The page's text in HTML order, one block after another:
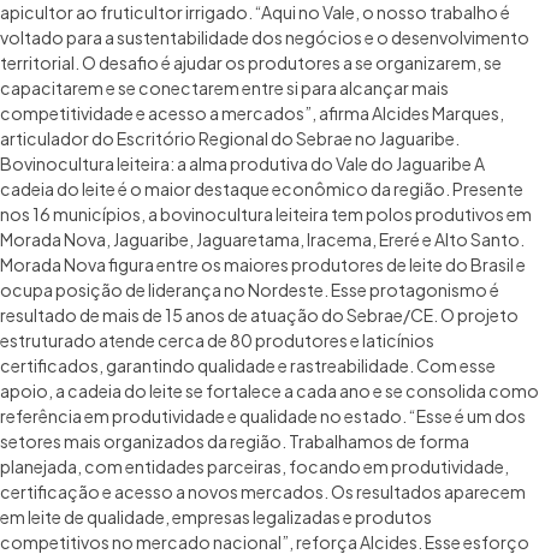
apicultor ao fruticultor irrigado. “Aqui no Vale, o nosso trabalho é
voltado para a sustentabilidade dos negócios e o desenvolvimento
territorial. O desafio é ajudar os produtores a se organizarem, se
capacitarem e se conectarem entre si para alcançar mais
competitividade e acesso a mercados”, afirma Alcides Marques,
articulador do Escritório Regional do Sebrae no Jaguaribe.
Bovinocultura leiteira: a alma produtiva do Vale do Jaguaribe A
cadeia do leite é o maior destaque econômico da região. Presente
nos 16 municípios, a bovinocultura leiteira tem polos produtivos em
Morada Nova, Jaguaribe, Jaguaretama, Iracema, Ereré e Alto Santo.
Morada Nova figura entre os maiores produtores de leite do Brasil e
ocupa posição de liderança no Nordeste. Esse protagonismo é
resultado de mais de 15 anos de atuação do Sebrae/CE. O projeto
estruturado atende cerca de 80 produtores e laticínios
certificados, garantindo qualidade e rastreabilidade. Com esse
apoio, a cadeia do leite se fortalece a cada ano e se consolida como
referência em produtividade e qualidade no estado. “Esse é um dos
setores mais organizados da região. Trabalhamos de forma
planejada, com entidades parceiras, focando em produtividade,
certificação e acesso a novos mercados. Os resultados aparecem
em leite de qualidade, empresas legalizadas e produtos
competitivos no mercado nacional”, reforça Alcides. Esse esforço